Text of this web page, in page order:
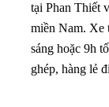
tại Phan Thiết
miền Nam. Xe
sáng hoặc 9h
ghép, hàng lẻ